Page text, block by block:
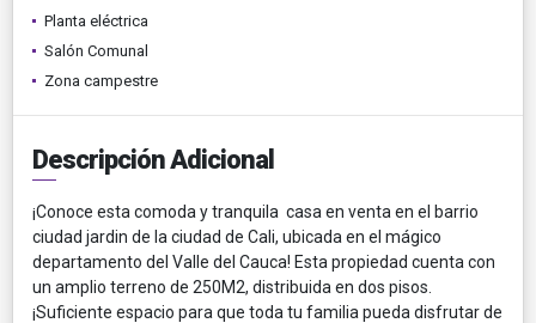
Planta eléctrica
Salón Comunal
Zona campestre
Descripción Adicional
¡Conoce esta comoda y tranquila casa en venta en el barrio
ciudad jardin de la ciudad de Cali, ubicada en el mágico
departamento del Valle del Cauca! Esta propiedad cuenta con
un amplio terreno de 250M2, distribuida en dos pisos.
¡Suficiente espacio para que toda tu familia pueda disfrutar de